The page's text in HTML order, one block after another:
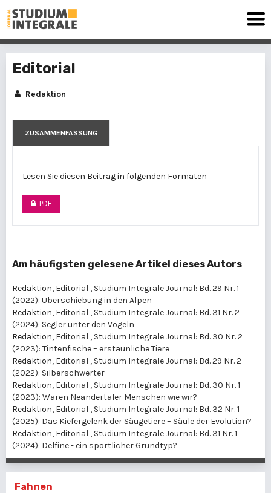
Editorial
Redaktion
ZUSAMMENFASSUNG
Lesen Sie diesen Beitrag in folgenden Formaten
PDF
Am häufigsten gelesene Artikel dieses Autors
Redaktion, Editorial , Studium Integrale Journal: Bd. 29 Nr. 1
(2022): Überschiebung in den Alpen
Redaktion, Editorial , Studium Integrale Journal: Bd. 31 Nr. 2
(2024): Segler unter den Vögeln
Redaktion, Editorial , Studium Integrale Journal: Bd. 30 Nr. 2
(2023): Tintenfische – erstaunliche Tiere
Redaktion, Editorial , Studium Integrale Journal: Bd. 29 Nr. 2
(2022): Silberschwerter
Redaktion, Editorial , Studium Integrale Journal: Bd. 30 Nr. 1
(2023): Waren Neandertaler Menschen wie wir?
Redaktion, Editorial , Studium Integrale Journal: Bd. 32 Nr. 1
(2025): Das Kiefergelenk der Säugetiere – Säule der Evolution?
Redaktion, Editorial , Studium Integrale Journal: Bd. 31 Nr. 1
(2024): Delfine - ein sportlicher Grundtyp?
Fahnen